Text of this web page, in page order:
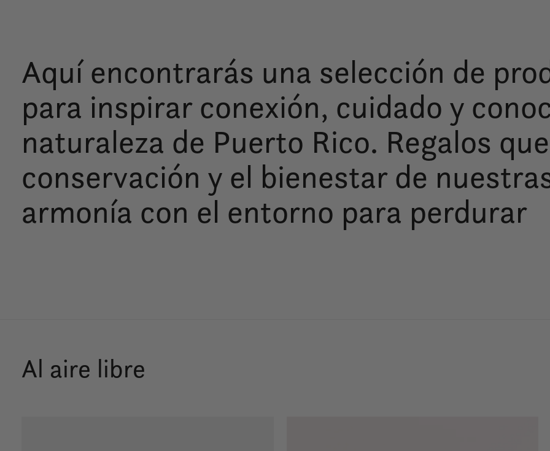
Aquí encontrarás una selección de
para inspirar conexión, cuidado y
naturaleza de Puerto Rico. Regalos
conservación y el bienestar de
armonía con el entorno para perdurar
Al aire libre